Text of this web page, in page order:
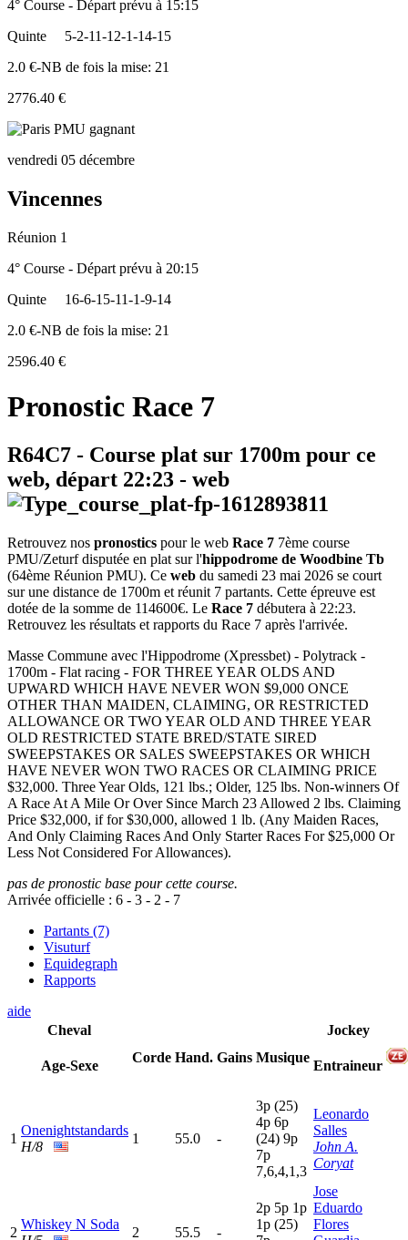
4° Course - Départ prévu à 15:15
Quinte
5-2-11-12-1-14-15
2.0 €-NB de fois la mise: 21
2776.40 €
vendredi 05 décembre
Vincennes
Réunion 1
4° Course - Départ prévu à 20:15
Quinte
16-6-15-11-1-9-14
2.0 €-NB de fois la mise: 21
2596.40 €
Pronostic Race 7
R64C7 - Course plat sur 1700m pour ce
web, départ 22:23 - web
Retrouvez nos pronostics pour le web Race 7 7ème course
PMU/Zeturf disputée en plat sur l'hippodrome de Woodbine Tb
(64ème Réunion PMU). Ce web du samedi 23 mai 2026 se court
sur une distance de 1700m et réunit 7 partants. Cette épreuve est
dotée de la somme de 114600€. Le Race 7 débutera à 22:23.
Retrouvez les résultats et rapports du Race 7 après l'arrivée.
Masse Commune avec l'Hippodrome (Xpressbet) - Polytrack -
1700m - Flat racing - FOR THREE YEAR OLDS AND
UPWARD WHICH HAVE NEVER WON $9,000 ONCE
OTHER THAN MAIDEN, CLAIMING, OR RESTRICTED
ALLOWANCE OR TWO YEAR OLD AND THREE YEAR
OLD RESTRICTED STATE BRED/STATE SIRED
SWEEPSTAKES OR SALES SWEEPSTAKES OR WHICH
HAVE NEVER WON TWO RACES OR CLAIMING PRICE
$32,000. Three Year Olds, 121 lbs.; Older, 125 lbs. Non-winners Of
A Race At A Mile Or Over Since March 23 Allowed 2 lbs. Claiming
Price $32,000, if for $30,000, allowed 1 lb. (Any Maiden Races,
And Only Claiming Races And Only Starter Races For $25,000 Or
Less Not Considered For Allowances).
pas de pronostic base pour cette course.
Arrivée officielle : 6 - 3 - 2 - 7
Partants (7)
Visuturf
Equidegraph
Rapports
aide
Cheval
Age-Sexe
Corde Hand. Gains Musique
Jockey
Entraineur
1
Onenightstandards
H/8
1 55.0 -
3p (25)
4p 6p
(24) 9p
7p
7,6,4,1,3
Leonardo
Salles
John A.
Coryat
2
Whiskey N Soda
2 55.5 -
2p 5p 1p
1p (25)
Jose
Eduardo
Flores